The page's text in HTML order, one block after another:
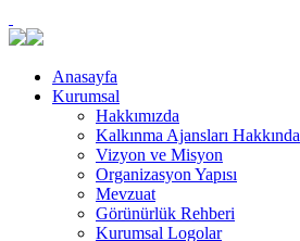
Anasayfa
Kurumsal
Hakkımızda
Kalkınma Ajansları Hakkında
Vizyon ve Misyon
Organizasyon Yapısı
Mevzuat
Görünürlük Rehberi
Kurumsal Logolar